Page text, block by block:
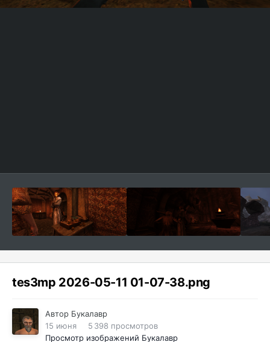
tes3mp 2026-05-11 01-07-38.png
Автор Букалавр
15 июня
5 398 просмотров
Просмотр изображений Букалавр